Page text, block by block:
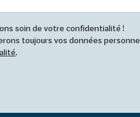
soin de votre confidentialité !
toujours vos données
.